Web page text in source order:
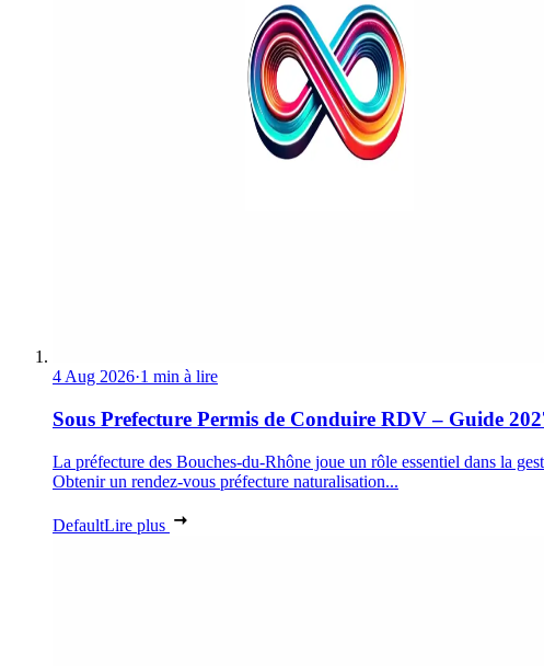
4 Aug 2026·1 min à lire
Sous Prefecture Permis de Conduire RDV – Guide
La préfecture des Bouches-du-Rhône joue un rôle essentiel dans la
Obtenir un rendez-vous préfecture naturalisation...
DefaultLire plus